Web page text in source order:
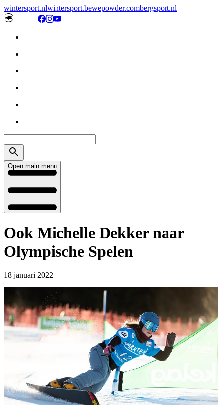
wintersport.nlwintersport.bewepowder.combergsport.nl
Open main menu
Ook Michelle Dekker naar
Olympische Spelen
18 januari 2022